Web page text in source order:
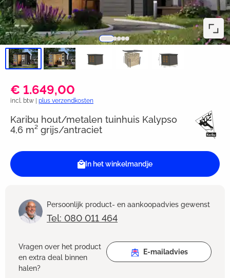
€ 1.649,00
incl. btw | plus verzendkosten
Karibu hout/metalen tuinhuis Kalypso
4,6 m² grijs/antraciet
In het winkelmandje
Persoonlijk product- en aankoopadvies gewenst
Tel: 080 011 464
Vragen over het product
en extra deal binnen
halen?
E-mailadvies